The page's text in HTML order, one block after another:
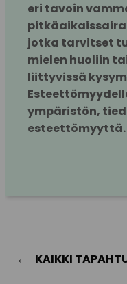
eri tavoin
jotka tarvitset
mielen huoliin
liittyvissä
ympäristön,
esteettömyyttä.
KAIKKI